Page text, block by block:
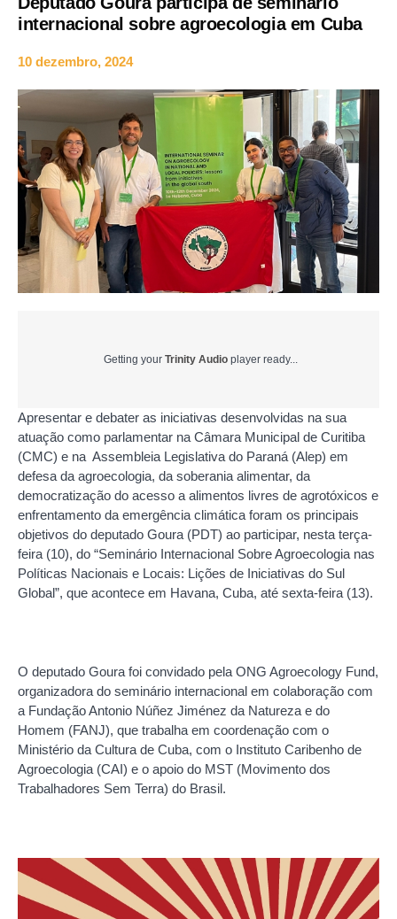
internacional sobre agroecologia em Cuba
10 dezembro, 2024
Getting your Trinity Audio player ready...
Apresentar e debater as iniciativas desenvolvidas na sua
atuação como parlamentar na Câmara Municipal de Curitiba
(CMC) e na Assembleia Legislativa do Paraná (Alep) em
defesa da agroecologia, da soberania alimentar, da
democratização do acesso a alimentos livres de agrotóxicos e
enfrentamento da emergência climática foram os principais
objetivos do deputado Goura (PDT) ao participar, nesta terça-
feira (10), do “Seminário Internacional Sobre Agroecologia nas
Políticas Nacionais e Locais: Lições de Iniciativas do Sul
Global”, que acontece em Havana, Cuba, até sexta-feira (13).
O deputado Goura foi convidado pela ONG Agroecology Fund,
organizadora do seminário internacional em colaboração com
a Fundação Antonio Núñez Jiménez da Natureza e do
Homem (FANJ), que trabalha em coordenação com o
Ministério da Cultura de Cuba, com o Instituto Caribenho de
Agroecologia (CAI) e o apoio do MST (Movimento dos
Trabalhadores Sem Terra) do Brasil.